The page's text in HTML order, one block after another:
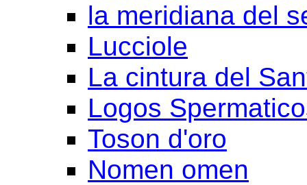
la meridiana del
Lucciole
La cintura del
Logos
Toson d'oro
Nomen omen